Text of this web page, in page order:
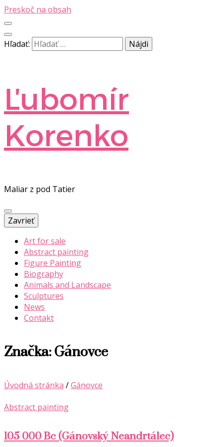
Preskoč na obsah
Hľadať:
Ľubomír
Korenko
Maliar z pod Tatier
Zavrieť
Art for sale
Abstract painting
Figure Painting
Biography
Animals and Landscape
Sculptures
News
Contakt
Značka:Gánovce
Úvodná stránka /Gánovce
Abstract painting
105 000 Bc (Gánovský Neandrtálec)